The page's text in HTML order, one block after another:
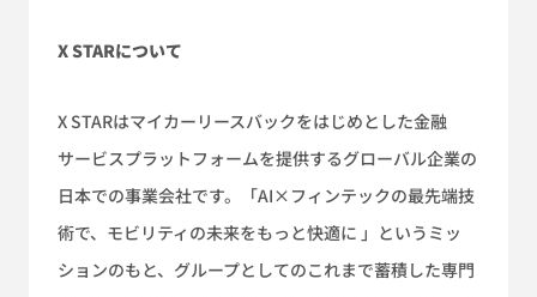
X STARについて
X STARはマイカーリースバックをはじめとした金融
サービスプラットフォームを提供するグローバル企業の
日本での事業会社です。「AI×フィンテックの最先端技
術で、モビリティの未来をもっと快適に 」というミッ
ションのもと、グループとしてのこれまで蓄積した専門